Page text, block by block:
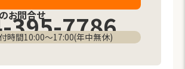
お問合せ
395-7786
時間10:00〜17:00(年中無休)